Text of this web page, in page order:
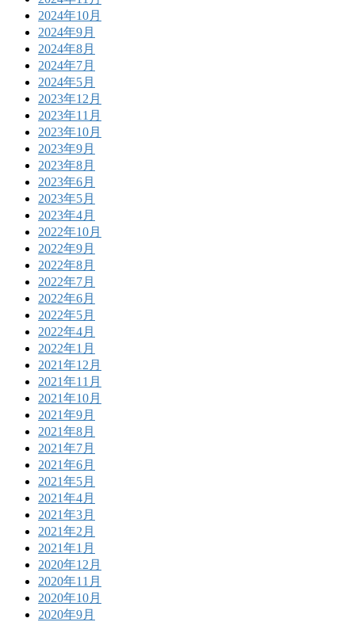
2024年10月
2024年9月
2024年8月
2024年7月
2024年5月
2023年12月
2023年11月
2023年10月
2023年9月
2023年8月
2023年6月
2023年5月
2023年4月
2022年10月
2022年9月
2022年8月
2022年7月
2022年6月
2022年5月
2022年4月
2022年1月
2021年12月
2021年11月
2021年10月
2021年9月
2021年8月
2021年7月
2021年6月
2021年5月
2021年4月
2021年3月
2021年2月
2021年1月
2020年12月
2020年11月
2020年10月
2020年9月